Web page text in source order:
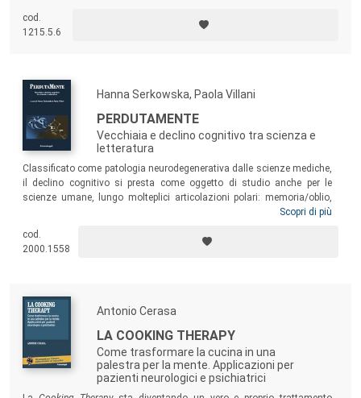
ruolo centrale in questo approccio che attraversa come una rete l’intero
volume.
cod.
1215.5.6
Hanna Serkowska, Paola Villani
PERDUTAMENTE
Vecchiaia e declino cognitivo tra scienza e
letteratura
Classificato come patologia neurodegenerativa dalle scienze mediche,
il declino cognitivo si presta come oggetto di studio anche per le
scienze umane, lungo molteplici articolazioni polari: memoria/oblio,
costruzione/perdita del sé, vecchiaia/giovinezza, individuo/storia. In
neurologi, cognitivisti, sociologi, letterati, narratologi e storici dell’arte,
che si sono interrogati su un tema di crescente interesse e diffusione
Scopri di più
cod.
2000.1558
Antonio Cerasa
LA COOKING THERAPY
Come trasformare la cucina in una
palestra per la mente. Applicazioni per
pazienti neurologici e psichiatrici